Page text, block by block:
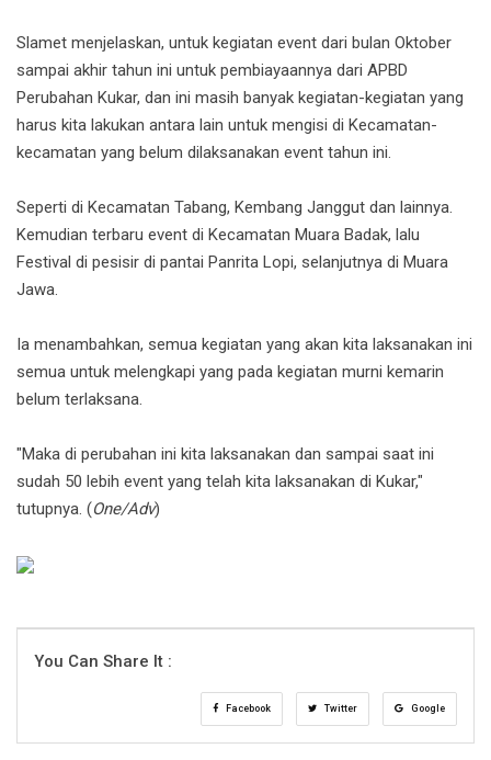
Slamet menjelaskan, untuk kegiatan event dari bulan Oktober
sampai akhir tahun ini untuk pembiayaannya dari APBD
Perubahan Kukar, dan ini masih banyak kegiatan-kegiatan yang
harus kita lakukan antara lain untuk mengisi di Kecamatan-
kecamatan yang belum dilaksanakan event tahun ini.
Seperti di Kecamatan Tabang, Kembang Janggut dan lainnya.
Kemudian terbaru event di Kecamatan Muara Badak, lalu
Festival di pesisir di pantai Panrita Lopi, selanjutnya di Muara
Jawa.
Ia menambahkan, semua kegiatan yang akan kita laksanakan ini
semua untuk melengkapi yang pada kegiatan murni kemarin
belum terlaksana.
"Maka di perubahan ini kita laksanakan dan sampai saat ini
sudah 50 lebih event yang telah kita laksanakan di Kukar,"
tutupnya. (One/Adv)
You Can Share It :
Facebook Twitter Google